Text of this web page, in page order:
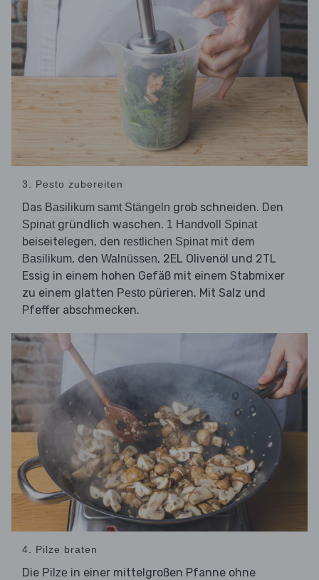
3. Pesto zubereiten
Das Basilikum samt Stängeln grob schneiden. Den
Spinatgründlich waschen. 1 Handvoll Spinat
beiseitelegen, den restlichen Spinatmit dem
Basilikum, den Walnüssen, 2EL Olivenöl und 2TL
Essig in einem hohen Gefäß mit einem Stabmixer
zu einem glatten Pesto pürieren. Mit Salz und
Pfeffer abschmecken.
4. Pilze braten
Die Pilze in einer mittelgroßen Pfanne ohne